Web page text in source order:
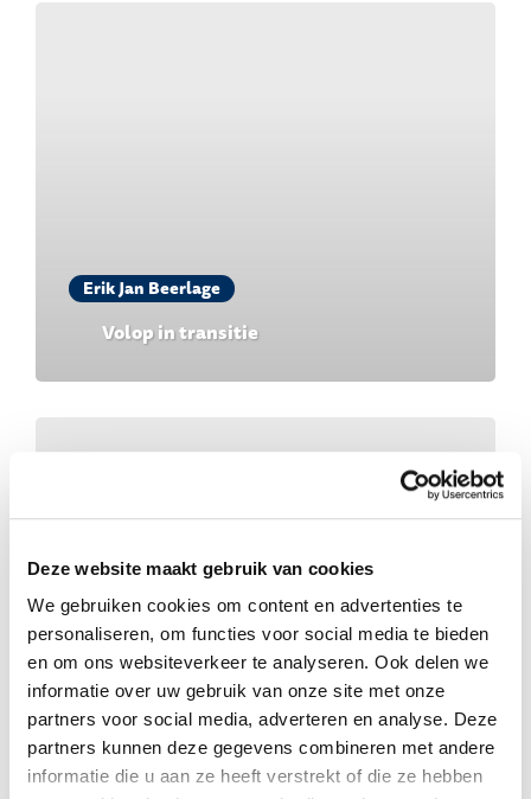
Deze website maakt gebruik van cookies
We gebruiken cookies om content en advertenties te
personaliseren, om functies voor social media te bieden
en om ons websiteverkeer te analyseren. Ook delen we
informatie over uw gebruik van onze site met onze
partners voor social media, adverteren en analyse. Deze
partners kunnen deze gegevens combineren met andere
informatie die u aan ze heeft verstrekt of die ze hebben
Erik Jan Beerlage
Volop in transitie
Erik Jan Beerlage
Het is zover